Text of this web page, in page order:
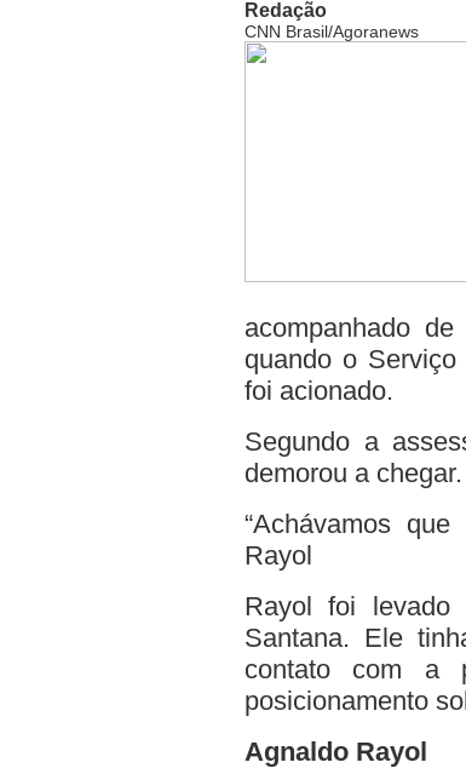
Redação
CNN Brasil/Agoranews
acompanhado
quando o
foi acionado.
Segundo a
demorou a chegar.
“Achávamos
Rayol
Rayol foi levado
Santana. Ele
contato com a
posicionamento
Agnaldo Rayol